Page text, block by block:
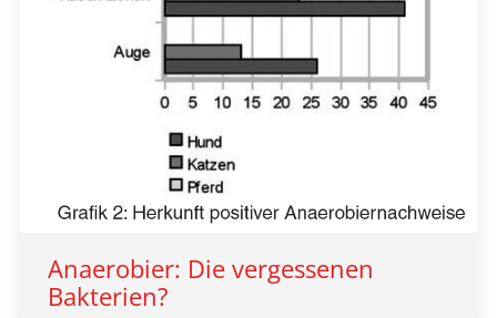
Anaerobier: Die vergessenen
Bakterien?